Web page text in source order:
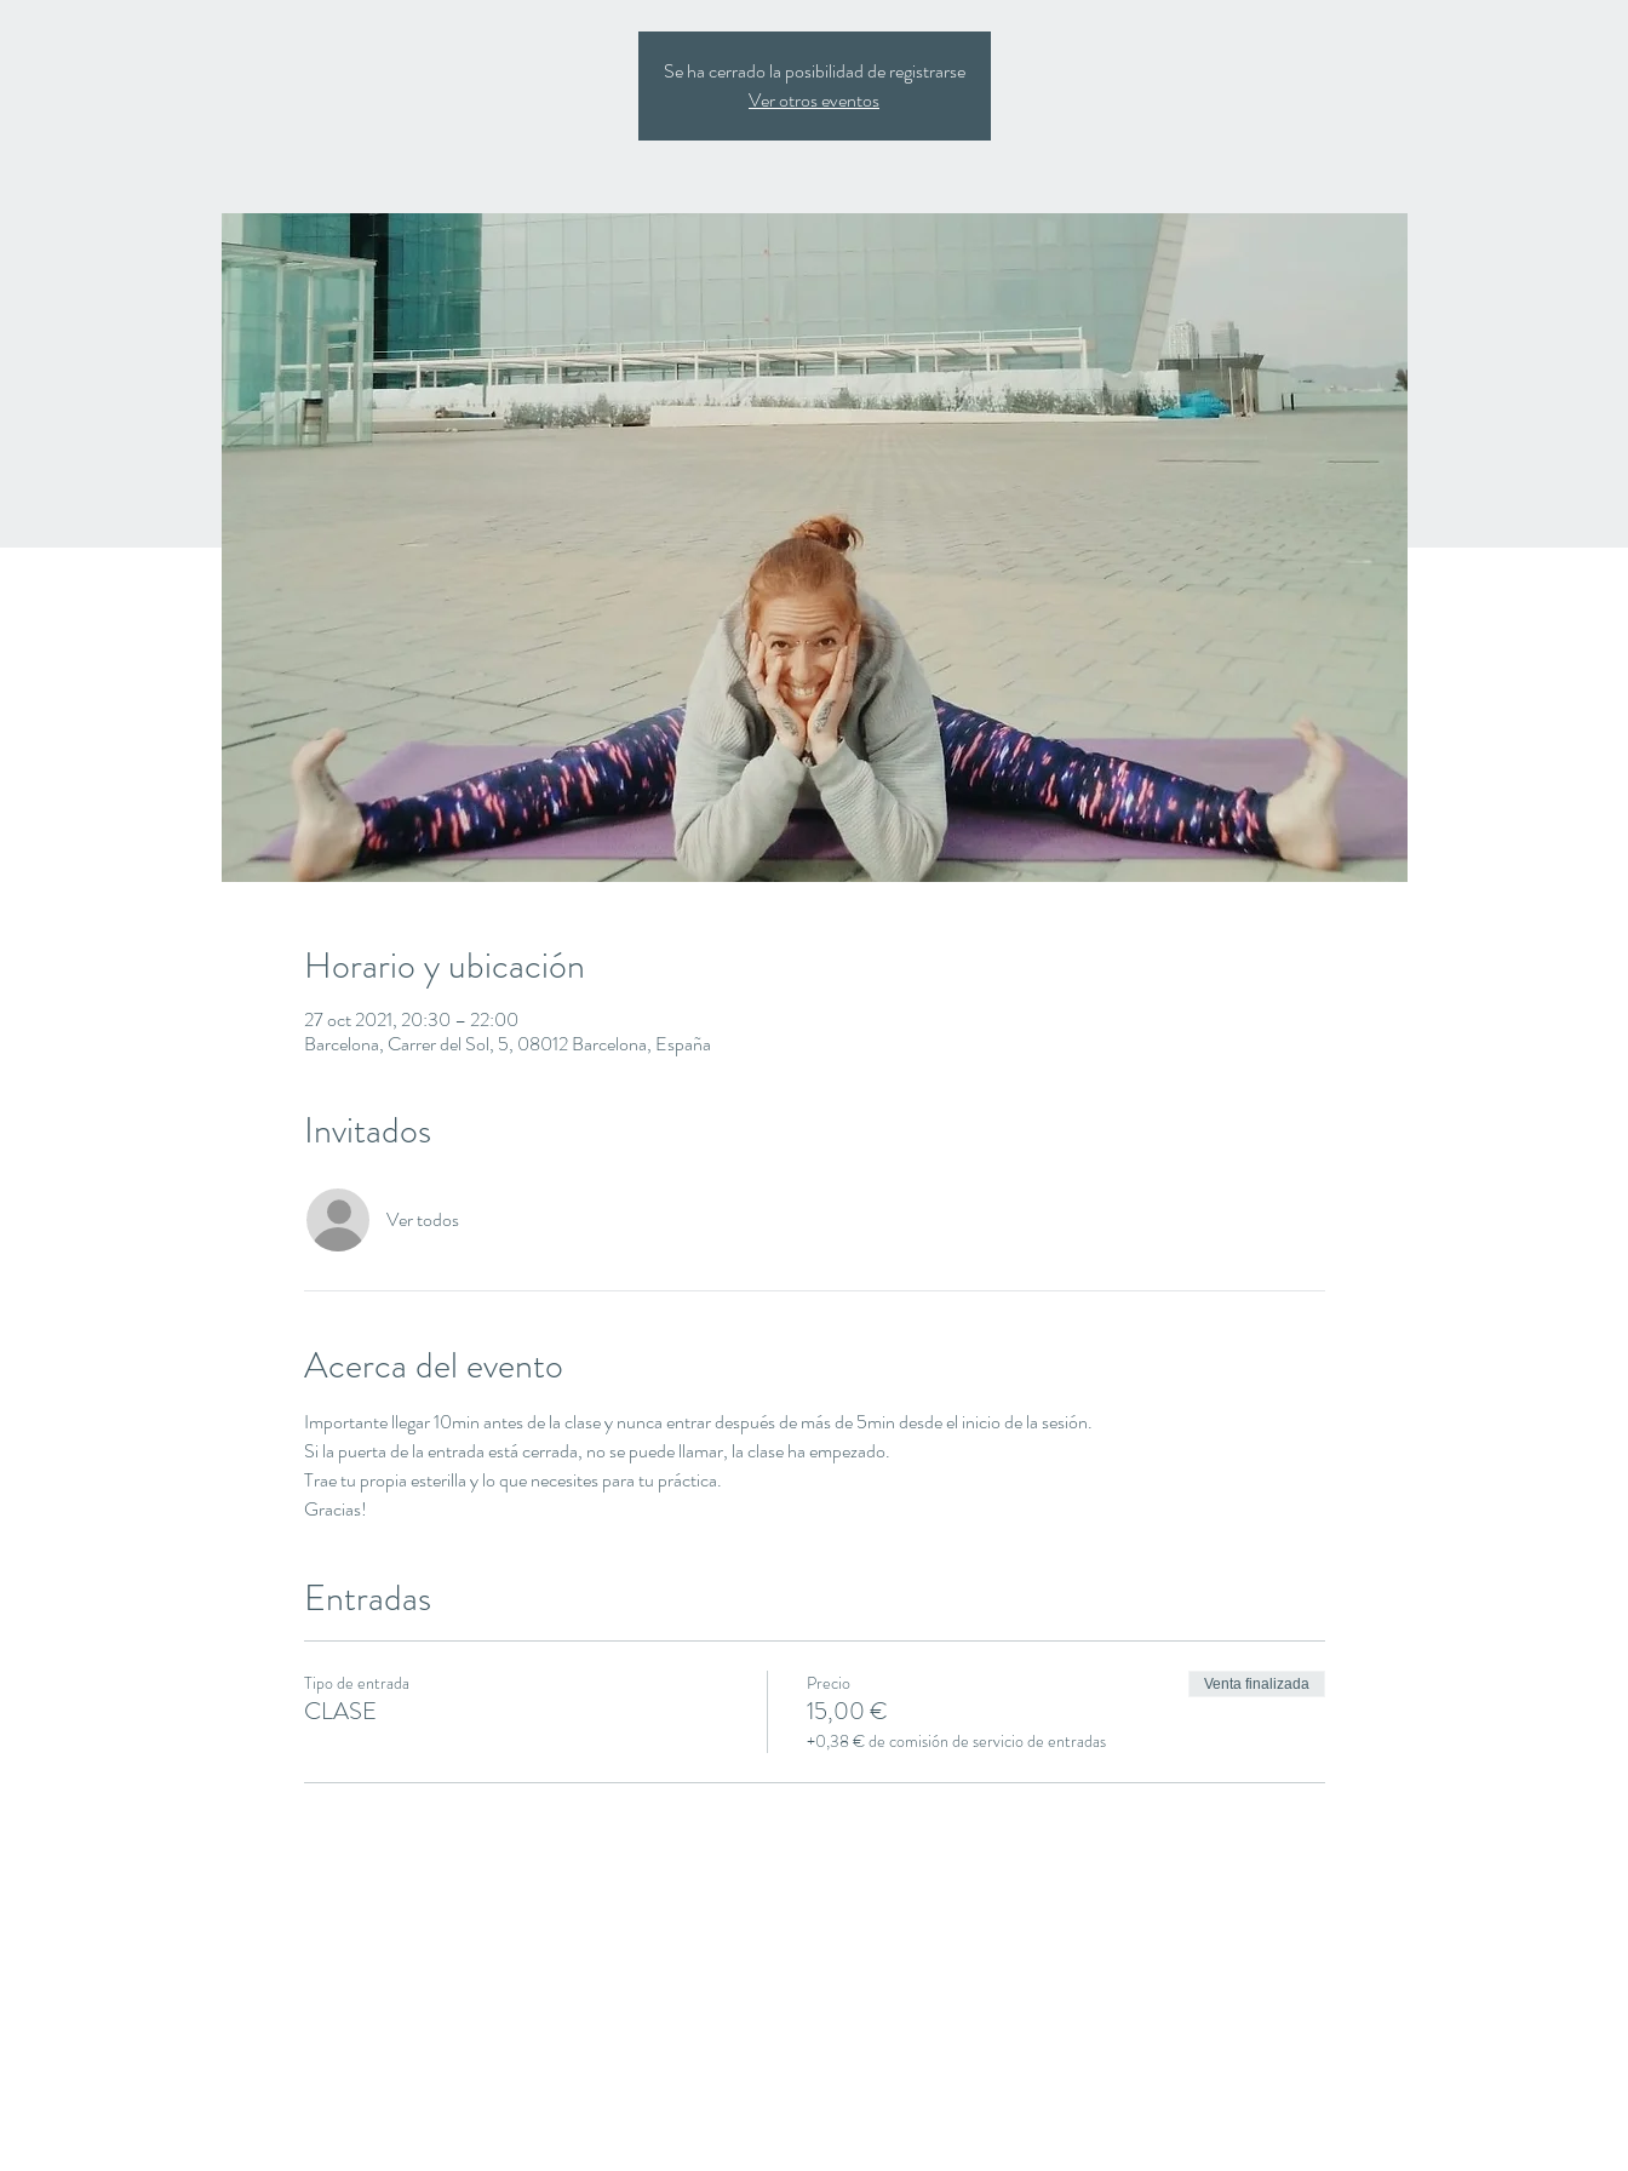
Se ha cerrado la posibilidad de registrarse
Ver otros eventos
Horario y ubicación
27 oct 2021, 20:30 – 22:00
Barcelona, Carrer del Sol, 5, 08012 Barcelona, España
Invitados
Ver todos
Acerca del evento
Importante llegar 10min antes de la clase y nunca entrar después de más de 5min desde el inicio de la sesión.
Si la puerta de la entrada está cerrada, no se puede llamar, la clase ha empezado.
Trae tu propia esterilla y lo que necesites para tu práctica.
Gracias!
Entradas
Tipo de entrada
CLASE
Precio
15,00 €
+0,38 € de comisión de servicio de entradas
Venta finalizada